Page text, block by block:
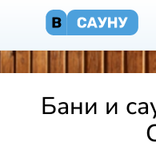
Бани и